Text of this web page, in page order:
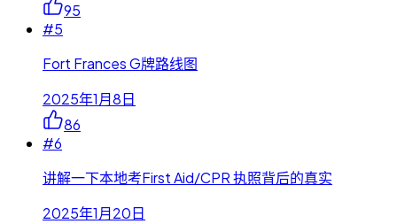
95
#5
Fort Frances G牌路线图
2025年1月8日
86
#6
讲解一下本地考First Aid/CPR 执照背后的真实
2025年1月20日